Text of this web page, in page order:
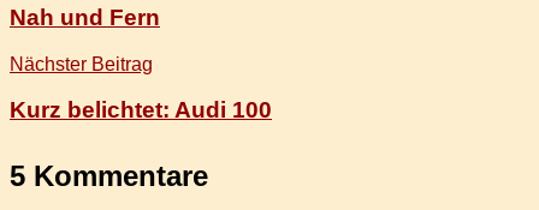
Nah und Fern
Nächster Beitrag
Kurz belichtet: Audi 100
5 Kommentare